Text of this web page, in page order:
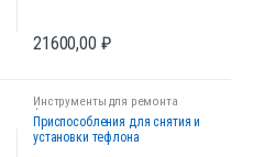
21600,00 ₽
Инструменты для ремонта
форсунок
Приспособления для снятия и
установки тефлона